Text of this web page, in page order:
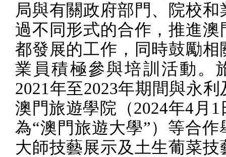
局與有關政府部門、院校和
過不同形式的合作，推進澳
都發展的工作，同時鼓勵相
業員積極參與培訓活動。
2021年至2023年期間與永利
澳門旅遊學院（2024年4 月 1
為“澳門旅遊大學”）等合作
大師技藝展示及土生葡菜技